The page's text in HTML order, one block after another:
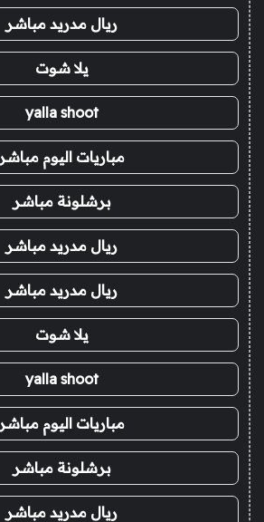
ريال مدريد مباشر
يلا شوت
yalla shoot
مباريات اليوم مباشر
برشلونة مباشر
ريال مدريد مباشر
ريال مدريد مباشر
يلا شوت
yalla shoot
مباريات اليوم مباشر
برشلونة مباشر
ريال مدريد مباشر